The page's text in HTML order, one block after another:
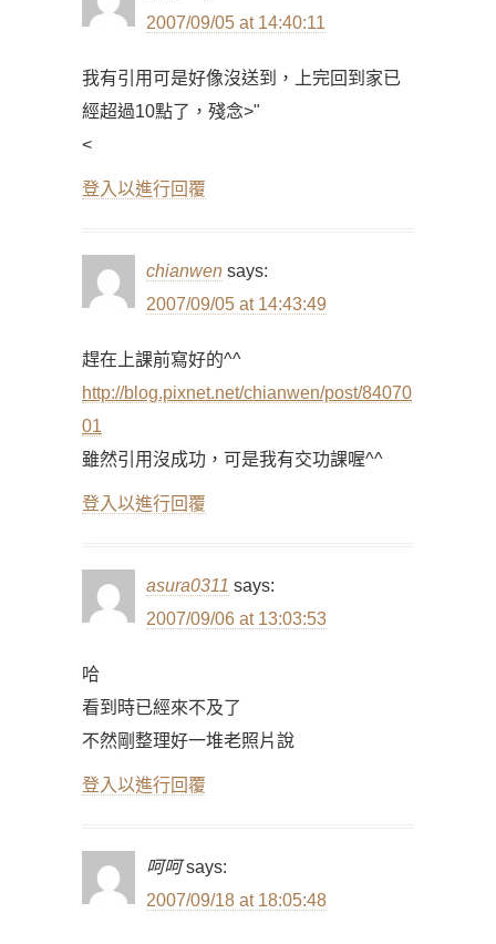
2007/09/05 at 14:40:11
我有引用可是好像沒送到，上完回到家已
經超過10點了，殘念>"
<
登入以進行回覆
chianwen says:
2007/09/05 at 14:43:49
趕在上課前寫好的^^
http://blog.pixnet.net/chianwen/post/84070
01
雖然引用沒成功，可是我有交功課喔^^
登入以進行回覆
asura0311 says:
2007/09/06 at 13:03:53
哈
看到時已經來不及了
不然剛整理好一堆老照片說
登入以進行回覆
呵呵 says:
2007/09/18 at 18:05:48